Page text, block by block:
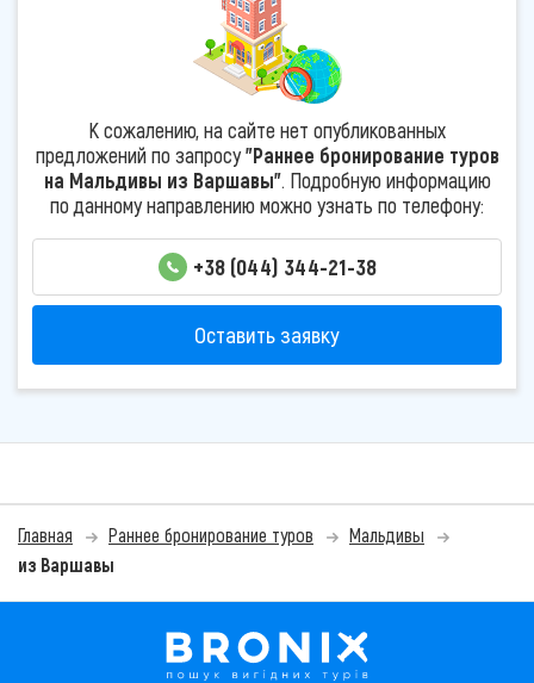
К сожалению, на сайте нет опубликованных
предложений по запросу"Раннее бронирование туров
на Мальдивы из Варшавы". Подробную информацию
по данному направлению можно узнать по телефону:
+38 (044) 344-21-38
Оставить заявку
Главная Раннее бронирование туров
Мальдивы
из Варшавы